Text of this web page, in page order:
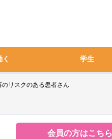
学生
リスクのある患者さん
会員の方はこちら